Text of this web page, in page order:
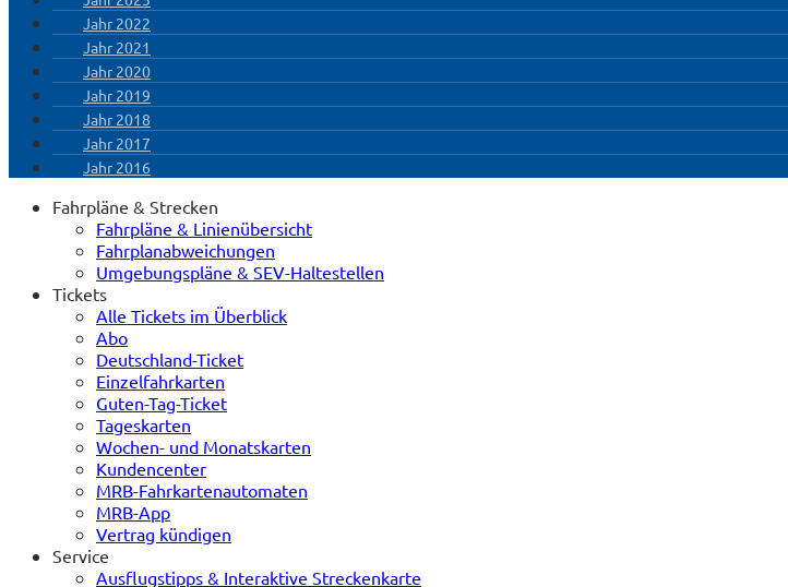
Jahr 2022
Jahr 2021
Jahr 2020
Jahr 2019
Jahr 2018
Jahr 2017
Jahr 2016
Fahrpläne & Strecken
Fahrpläne & Linienübersicht
Fahrplanabweichungen
Umgebungspläne & SEV-Haltestellen
Tickets
Alle Tickets im Überblick
Abo
Deutschland-Ticket
Einzelfahrkarten
Guten-Tag-Ticket
Tageskarten
Wochen- und Monatskarten
Kundencenter
MRB-Fahrkartenautomaten
MRB-App
Vertrag kündigen
Service
Ausflugstipps & Interaktive Streckenkarte